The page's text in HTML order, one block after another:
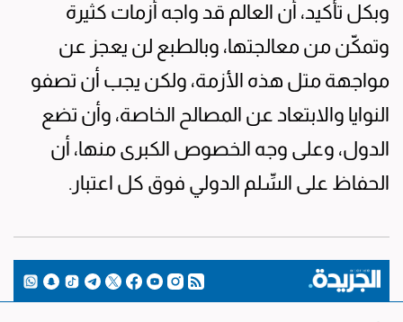
وبكل تأكيد، أن العالم قد واجه أزمات كثيرة
وتمكّن من معالجتها، وبالطبع لن يعجز عن
مواجهة متل هذه الأزمة، ولكن يجب أن تصفو
النوايا والابتعاد عن المصالح الخاصة، وأن تضع
الدول، وعلى وجه الخصوص الكبرى منها، أن
الحفاظ على السِّلم الدولي فوق كل اعتبار.